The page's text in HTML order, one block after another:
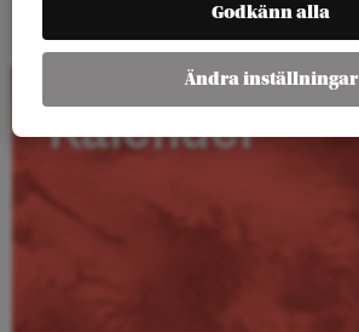
Kalender
Godkänn alla
Ändra inställningar